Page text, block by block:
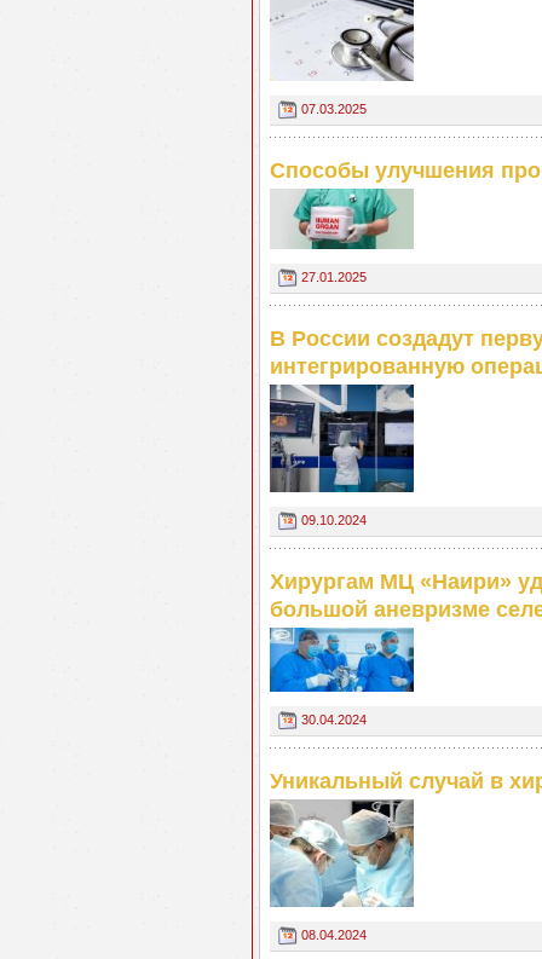
07.03.2025
Способы улучшения
27.01.2025
В России создадут
интегрированную
09.10.2024
Хирургам МЦ «Наири»
большой аневризме
30.04.2024
Уникальный случай в
08.04.2024